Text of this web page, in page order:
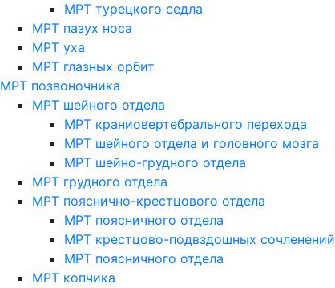
МРТ турецкого седла
МРТ пазух носа
МРТ уха
МРТ глазных орбит
МРТ позвоночника
МРТ шейного отдела
МРТ краниовертебрального перехода
МРТ шейного отдела и головного мозга
МРТ шейно-грудного отдела
МРТ грудного отдела
МРТ пояснично-крестцового отдела
МРТ поясничного отдела
МРТ крестцово-подвздошных сочленений
МРТ поясничного отдела
МРТ копчика